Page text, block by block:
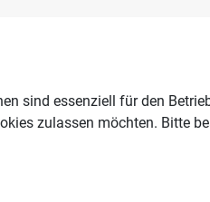
sind essenziell für den
zulassen möchten. Bitte